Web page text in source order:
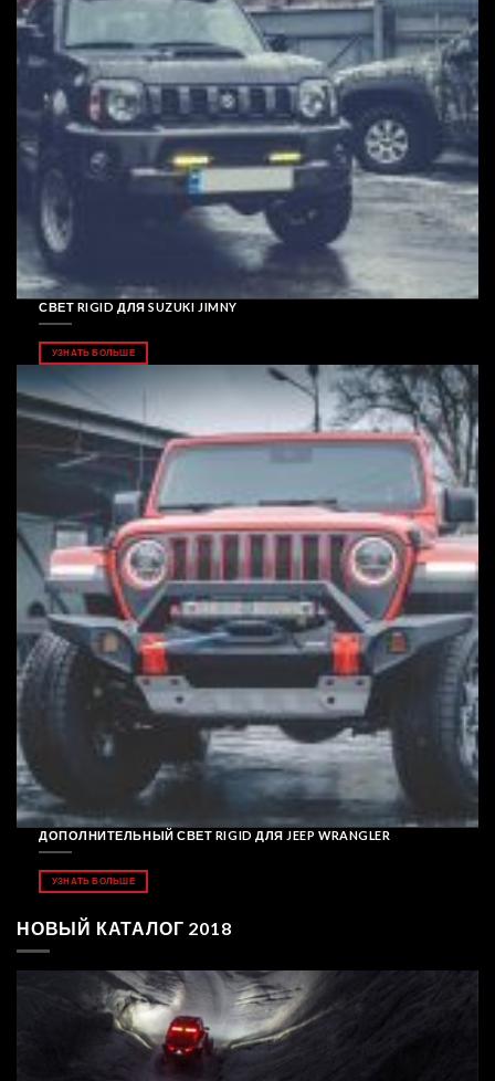
СВЕТ RIGID ДЛЯ SUZUKI JIMNY
УЗНАТЬ БОЛЬШЕ
ДОПОЛНИТЕЛЬНЫЙ СВЕТ RIGID ДЛЯ JEEP WRANGLER
УЗНАТЬ БОЛЬШЕ
НОВЫЙ КАТАЛОГ 2018